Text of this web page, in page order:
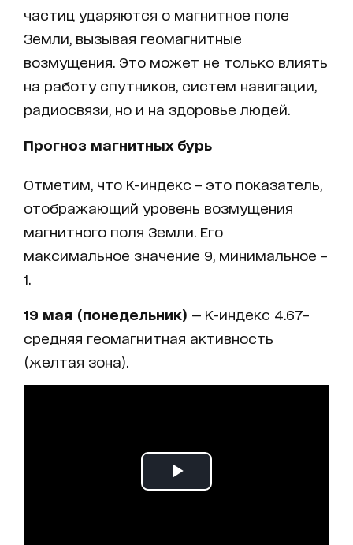
частиц ударяются о магнитное поле
Земли, вызывая геомагнитные
возмущения. Это может не только влиять
на работу спутников, систем навигации,
радиосвязи, но и на здоровье людей.
Прогноз магнитных бурь
Отметим, что K-индекс – это показатель,
отображающий уровень возмущения
магнитного поля Земли. Его
максимальное значение 9, минимальное –
1.
19 мая (понедельник) — K-индекс 4.67–
средняя геомагнитная активность
(желтая зона).